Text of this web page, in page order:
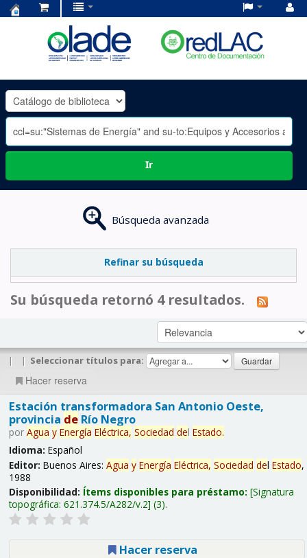
OLADE
-
Ir
Búsqueda avanzada
Refinar su búsqueda
Su búsqueda retornó 4 resultados.
| | Seleccionar títulos para:
Hacer reserva
Estación transformadora San Antonio Oeste,
provincia deRío Negro
por Agua y Energía Eléctrica, Sociedad del Estado.
Idioma: Español
Editor: Buenos Aires: Agua y Energía Eléctrica, Sociedad del Estado,
1988
Disponibilidad: Ítems disponibles para préstamo: Signatura
topográfica: 621.374.5/A282/v.2 (3).
Hacer reserva